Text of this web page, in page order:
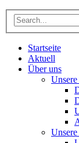
Startseite
Aktuell
Über uns